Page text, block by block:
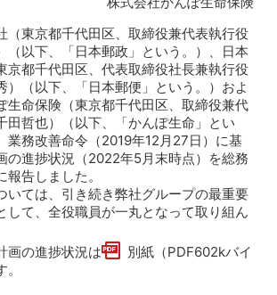
（東京都千代田区、取締役兼代表執行役
以下、「日本郵政」という。）、日本
京都千代田区、代表取締役社長兼執行役
（以下、「日本郵便」という。）およ
生命保険（東京都千代田区、取締役兼代
哲也）（以下、「かんぽ生命」とい
業務改善命令（2019年12月27日）に基
の進捗状況（2022年5月末時点）を総務
告しました。
いては、引き続き弊社グループの最重要
して、全役職員が一丸となって取り組ん
画の進捗状況は
別紙（PDF602kバイ